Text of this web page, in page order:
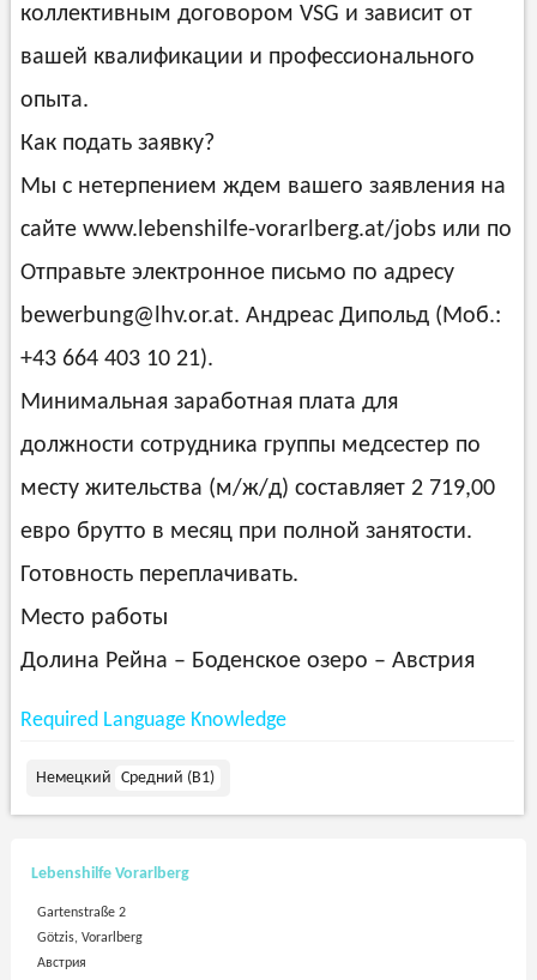
коллективным договором VSG и зависит от
вашей квалификации и профессионального
опыта.
Как подать заявку?
Мы с нетерпением ждем вашего заявления на
сайте www.lebenshilfe-vorarlberg.at/jobs или по
Отправьте электронное письмо по адресу
bewerbung@lhv.or.at. Андреас Дипольд (Моб.:
+43 664 403 10 21).
Минимальная заработная плата для
должности сотрудника группы медсестер по
месту жительства (м/ж/д) составляет 2 719,00
евро брутто в месяц при полной занятости.
Готовность переплачивать.
Место работы
Долина Рейна – Боденское озеро – Австрия
Required Language Knowledge
Немецкий Средний (B1)
Lebenshilfe Vorarlberg
Gartenstraße 2
Götzis, Vorarlberg
Австрия